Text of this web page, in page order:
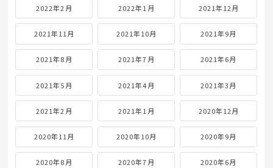
2022年2月 2022年1月 2021年12月
2021年11月 2021年10月 2021年9月
2021年8月 2021年7月 2021年6月
2021年5月 2021年4月 2021年3月
2021年2月 2021年1月 2020年12月
2020年11月 2020年10月 2020年9月
2020年8月 2020年7月 2020年6月